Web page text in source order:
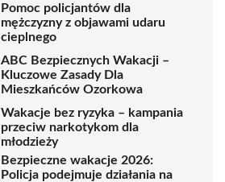
Pomoc policjantów dla
mężczyzny z objawami udaru
cieplnego
ABC Bezpiecznych Wakacji –
Kluczowe Zasady Dla
Mieszkańców Ozorkowa
Wakacje bez ryzyka – kampania
przeciw narkotykom dla
młodzieży
Bezpieczne wakacje 2026:
Policja podejmuje działania na